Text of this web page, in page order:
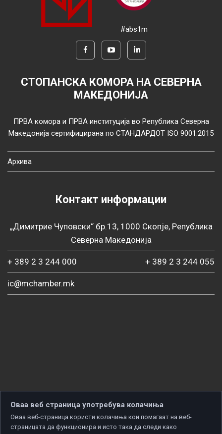
#abs1m
СТОПАНСКА КОМОРА НА СЕВЕРНА
МАКЕДОНИЈА
ПРВА комора и ПРВА институција во Република Северна
Македонија сертифицирана по СТАНДАРДОТ ISO 9001:2015
Архива
Контакт информации
„Димитрие Чуповски“ бр.13, 1000 Скопје, Република
Северна Македонија
+ 389 2 3 244 000 + 389 2 3 244 055
ic@mchamber.mk
Оваа веб страница употребува колачиња
Оваа веб-страница користи колачиња кои помагаат на веб-
страницата да функционира и исто така да следи како